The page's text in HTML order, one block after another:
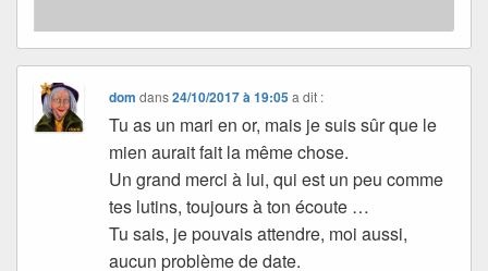
dom dans24/10/2017 à 19:05 a dit :
Tu as un mari en or, mais je suis sûr que le
mien aurait fait la même chose.
Un grand merci à lui, qui est un peu comme
tes lutins, toujours à ton écoute …
Tu sais, je pouvais attendre, moi aussi,
aucun problème de date.